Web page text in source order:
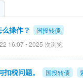
操作？ 国投转债
16:07 • 2025 次浏览
税问题。 国投转债